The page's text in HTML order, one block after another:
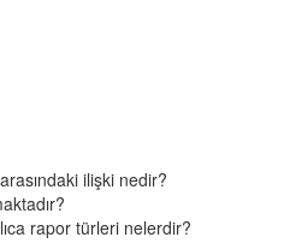
ilişki nedir?
rapor türleri nelerdir?